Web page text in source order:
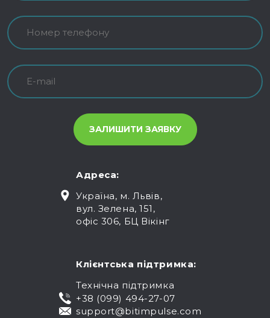
Адреса:
Україна, м. Львів,
вул. Зелена, 151,
офіс 306, БЦ Вікінг
Клієнтська підтримка:
Технічна підтримка
+38 (099) 494-27-07
support@bitimpulse.com